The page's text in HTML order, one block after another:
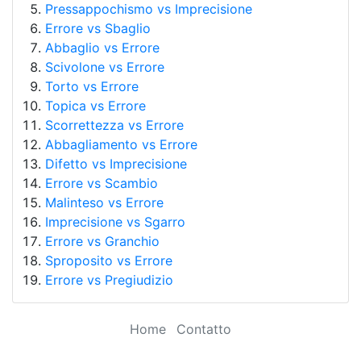
Pressappochismo vs Imprecisione
Errore vs Sbaglio
Abbaglio vs Errore
Scivolone vs Errore
Torto vs Errore
Topica vs Errore
Scorrettezza vs Errore
Abbagliamento vs Errore
Difetto vs Imprecisione
Errore vs Scambio
Malinteso vs Errore
Imprecisione vs Sgarro
Errore vs Granchio
Sproposito vs Errore
Errore vs Pregiudizio
Home Contatto